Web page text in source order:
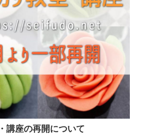
講座の再開について